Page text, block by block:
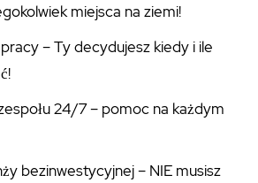
miejsca na ziemi!
– Ty decydujesz kiedy i ile
24/7 – pomoc na każdym
bezinwestycyjnej – NIE musisz